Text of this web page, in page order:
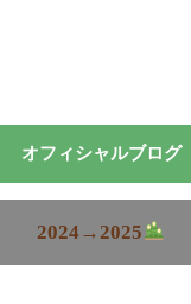
オフィシャルブログ
2024→2025